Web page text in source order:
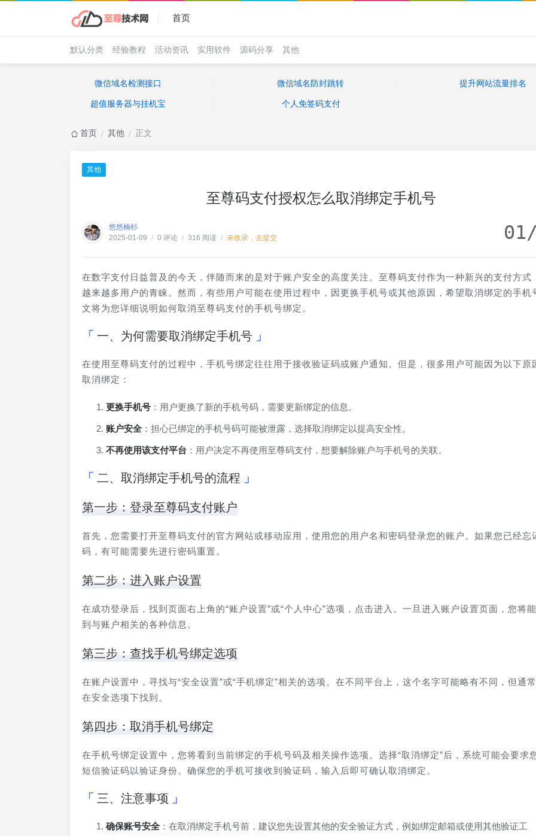
首页
默认分类 经验教程 活动资讯 实用软件 源码分享 其他
微信域名检测接口 微信域名防封跳转 提升网站流量排名
超值服务器与挂机宝 个人免签码支付
首页 / 其他 / 正文
其他
至尊码支付授权怎么取消绑定手机号
悠悠楠杉
2025-01-09 / 0 评论 / 316 阅读 / 未收录，去提交
在数字支付日益普及的今天，伴随而来的是对于账户安全的高度关注。至尊码支付作为一种新兴的支付方式
越来越多用户的青睐。然而，有些用户可能在使用过程中，因更换手机号或其他原因，希望取消绑定的手机
文将为您详细说明如何取消至尊码支付的手机号绑定。
一、为何需要取消绑定手机号
在使用至尊码支付的过程中，手机号绑定往往用于接收验证码或账户通知。但是，很多用户可能因为以下原
取消绑定：
更换手机号 ：用户更换了新的手机号码，需要更新绑定的信息。
账户安全：担心已绑定的手机号码可能被泄露，选择取消绑定以提高安全性。
不再使用该支付平台 ：用户决定不再使用至尊码支付，想要解除账户与手机号的关联。
二、取消绑定手机号的流程
第一步：登录至尊码支付账户
首先，您需要打开至尊码支付的官方网站或移动应用，使用您的用户名和密码登录您的账户。如果您已经忘
码，有可能需要先进行密码重置。
第二步：进入账户设置
在成功登录后，找到页面右上角的“账户设置”或“个人中心”选项，点击进入。一旦进入账户设置页面，您将
到与账户相关的各种信息。
第三步：查找手机号绑定选项
在账户设置中，寻找与“安全设置”或“手机绑定”相关的选项。在不同平台上，这个名字可能略有不同，但通
在安全选项下找到。
第四步：取消手机号绑定
在手机号绑定设置中，您将看到当前绑定的手机号码及相关操作选项。选择“取消绑定”后，系统可能会要求
短信验证码以验证身份。确保您的手机可接收到验证码，输入后即可确认取消绑定。
三、注意事项
确保账号安全：在取消绑定手机号前，建议您先设置其他的安全验证方式，例如绑定邮箱或使用其他验证工